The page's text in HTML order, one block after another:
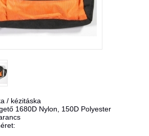
/ kézitáska
1680D Nylon, 150D Polyester